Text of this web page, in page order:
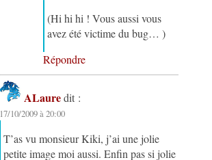
(Hi hi hi ! Vous aussi vous
avez été victime du bug… )
Répondre
ALaure dit :
17/10/2009 à 20:00
T’as vu monsieur Kiki, j’ai une jolie
petite image moi aussi. Enfin pas si jolie